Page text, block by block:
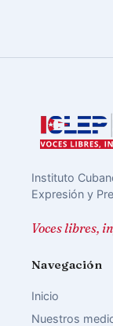
Instituto
Expresión y
Voces libres,
Navegación
Inicio
Nuestros